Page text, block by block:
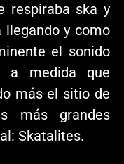
respiraba ska y
llegando y como
el sonido
a medida que
más el sitio de
más grandes
Skatalites.